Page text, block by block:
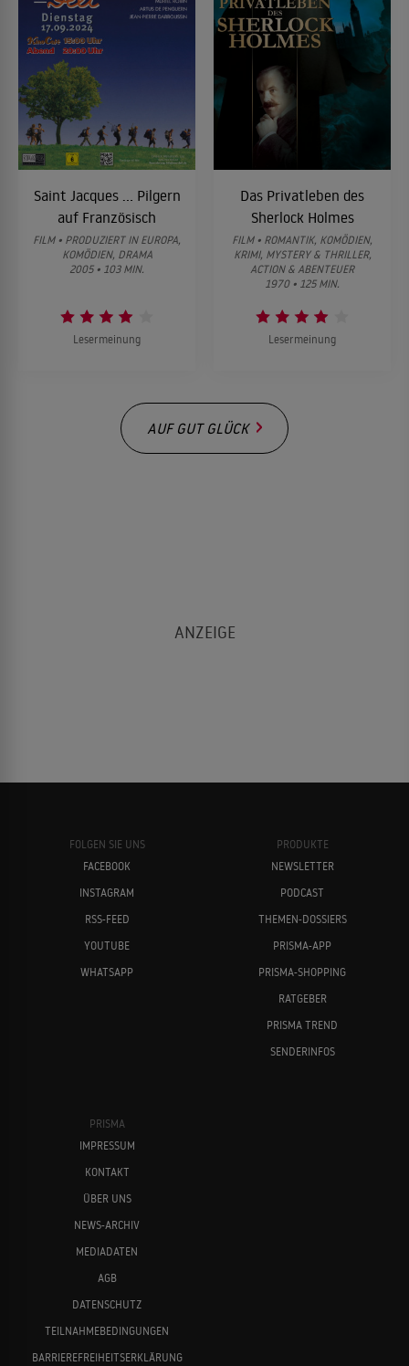
Saint Jacques ... Pilgern
auf Französisch
FILM • PRODUZIERT IN EUROPA,
KOMÖDIEN, DRAMA
2005 • 103 MIN.
Lesermeinung
Das Privatleben des
Sherlock Holmes
FILM • ROMANTIK, KOMÖDIEN,
KRIMI, MYSTERY & THRILLER,
ACTION & ABENTEUER
1970 • 125 MIN.
Lesermeinung
AUF GUT GLÜCK
FOLGEN SIE UNS
FACEBOOK
INSTAGRAM
RSS-FEED
YOUTUBE
WHATSAPP
PRODUKTE
NEWSLETTER
PODCAST
THEMEN-DOSSIERS
PRISMA-APP
PRISMA-SHOPPING
RATGEBER
PRISMA TREND
SENDERINFOS
PRISMA
IMPRESSUM
KONTAKT
ÜBER UNS
NEWS-ARCHIV
MEDIADATEN
AGB
DATENSCHUTZ
TEILNAHMEBEDINGUNGEN
BARRIEREFREIHEITSERKLÄRUNG